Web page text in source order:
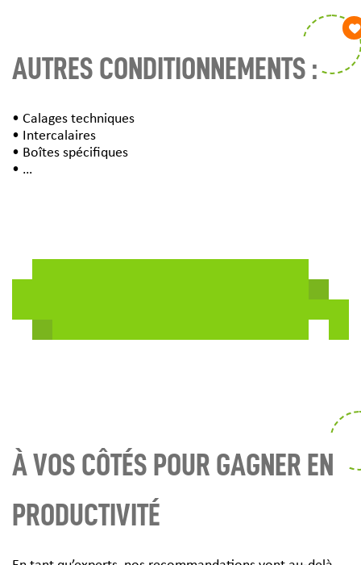
AUTRES CONDITIONNEMENTS :
• Calages techniques
• Intercalaires
• Boîtes spécifiques
• …
À VOS CÔTÉS POUR GAGNER EN
PRODUCTIVITÉ